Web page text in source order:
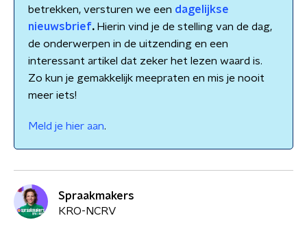
betrekken, versturen we een dagelijkse
nieuwsbrief.Hierin vind je de stelling van de dag,
de onderwerpen in de uitzending en een
interessant artikel dat zeker het lezen waard is.
Zo kun je gemakkelijk meepraten en mis je nooit
meer iets!
Meld je hier aan.
Spraakmakers
KRO-NCRV